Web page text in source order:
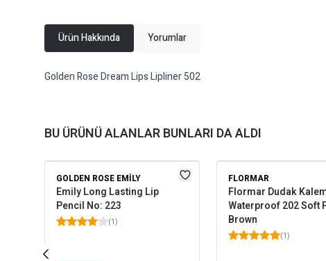
Ürün Hakkında Yorumlar
Golden Rose Dream Lips Lipliner 502
BU ÜRÜNÜ ALANLAR BUNLARI DA ALDI
GOLDEN ROSE EMILY
Emily Long Lasting Lip
Pencil No: 223
(1)
FLORMAR
Flormar Dudak
Waterproof 202 Soft
Brown
(1)